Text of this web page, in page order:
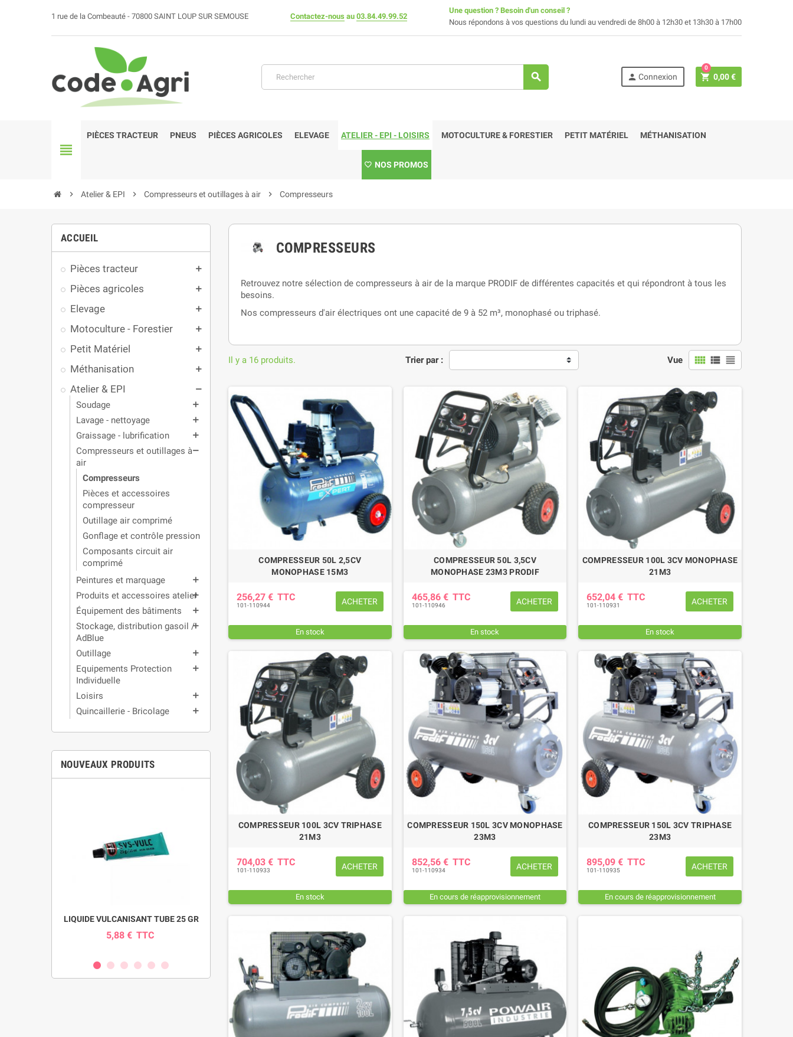
1 rue de la Combeauté - 70800 SAINT LOUP SUR SEMOUSE Contactez-nous au 03.84.49.99.52
Une question ? Besoin d'un conseil ?
Nous répondons à vos questions du lundi au vendredi de 8h00 à 12h30 et 13h30 à 17h00
search person Connexion shopping_cart 0,00 €
0
view_headline
PIÈCES TRACTEUR PNEUS PIÈCES AGRICOLES ELEVAGE ATELIER - EPI - LOISIRS MOTOCULTURE & FORESTIER PETIT MATÉRIEL MÉTHANISATION
NOS PROMOS
chevron_right Atelier & EPI chevron_right Compresseurs et outillages à air chevron_right Compresseurs
ACCUEIL
Pièces tracteur add
Pièces agricoles add
Elevage add
Motoculture - Forestier add
Petit Matériel add
Méthanisation add
Atelier & EPI remove
Soudage add
Lavage - nettoyage add
Graissage - lubrification add
Compresseurs et outillages à
air
remove
Compresseurs
Pièces et accessoires
compresseur
Outillage air comprimé
Gonflage et contrôle pression
Composants circuit air
comprimé
Peintures et marquage
add
Produits et accessoires atelier
add
Équipement des bâtiments add
Stockage, distribution gasoil /
AdBlue
add
Outillage add
Equipements Protection
Individuelle
add
Loisirs add
Quincaillerie - Bricolage add
NOUVEAUX PRODUITS
LIQUIDE VULCANISANT TUBE 25 GR
5,88 € TTC 0,85 €TTC
TTC
COMPRESSEURS
Retrouvez notre sélection de compresseurs à air de la marque PRODIF de différentes capacités et qui répondront à tous les
besoins.
Nos compresseurs d'air électriques ont une capacité de 9 à 52 m³, monophasé ou triphasé.
Trier par : Vue view_comfy view_list view_headline
Il y a 16 produits.
COMPRESSEUR 50L 2,5CV
MONOPHASE 15M3
256,27 € TTC
101-110944 ACHETER
En stock
COMPRESSEUR 50L 3,5CV
MONOPHASE 23M3 PRODIF
465,86 € TTC
101-110946 ACHETER
En stock
COMPRESSEUR 100L 3CV MONOPHASE
21M3
652,04 € TTC
101-110931 ACHETER
En stock
COMPRESSEUR 100L 3CV TRIPHASE
21M3
704,03 € TTC
101-110933 ACHETER
En stock
COMPRESSEUR 150L 3CV MONOPHASE
23M3
852,56 € TTC
101-110934 ACHETER
En cours de réapprovisionnement
COMPRESSEUR 150L 3CV TRIPHASE
23M3
895,09 € TTC
101-110935 ACHETER
En cours de réapprovisionnement